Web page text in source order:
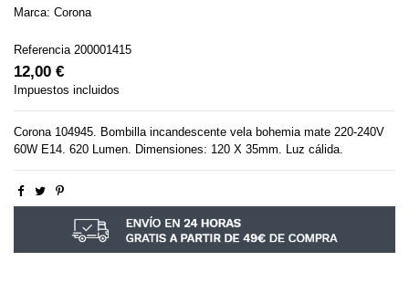
Marca: Corona
Referencia 200001415
12,00 €
Impuestos incluidos
Corona 104945. Bombilla incandescente vela bohemia mate 220-240V
60W E14. 620 Lumen. Dimensiones: 120 X 35mm. Luz cálida.